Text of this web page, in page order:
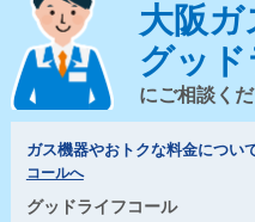
大阪ガ
グッ
にご相談くだ
ガス機器やおトクな料金につい
コールへ
グッドライフコール